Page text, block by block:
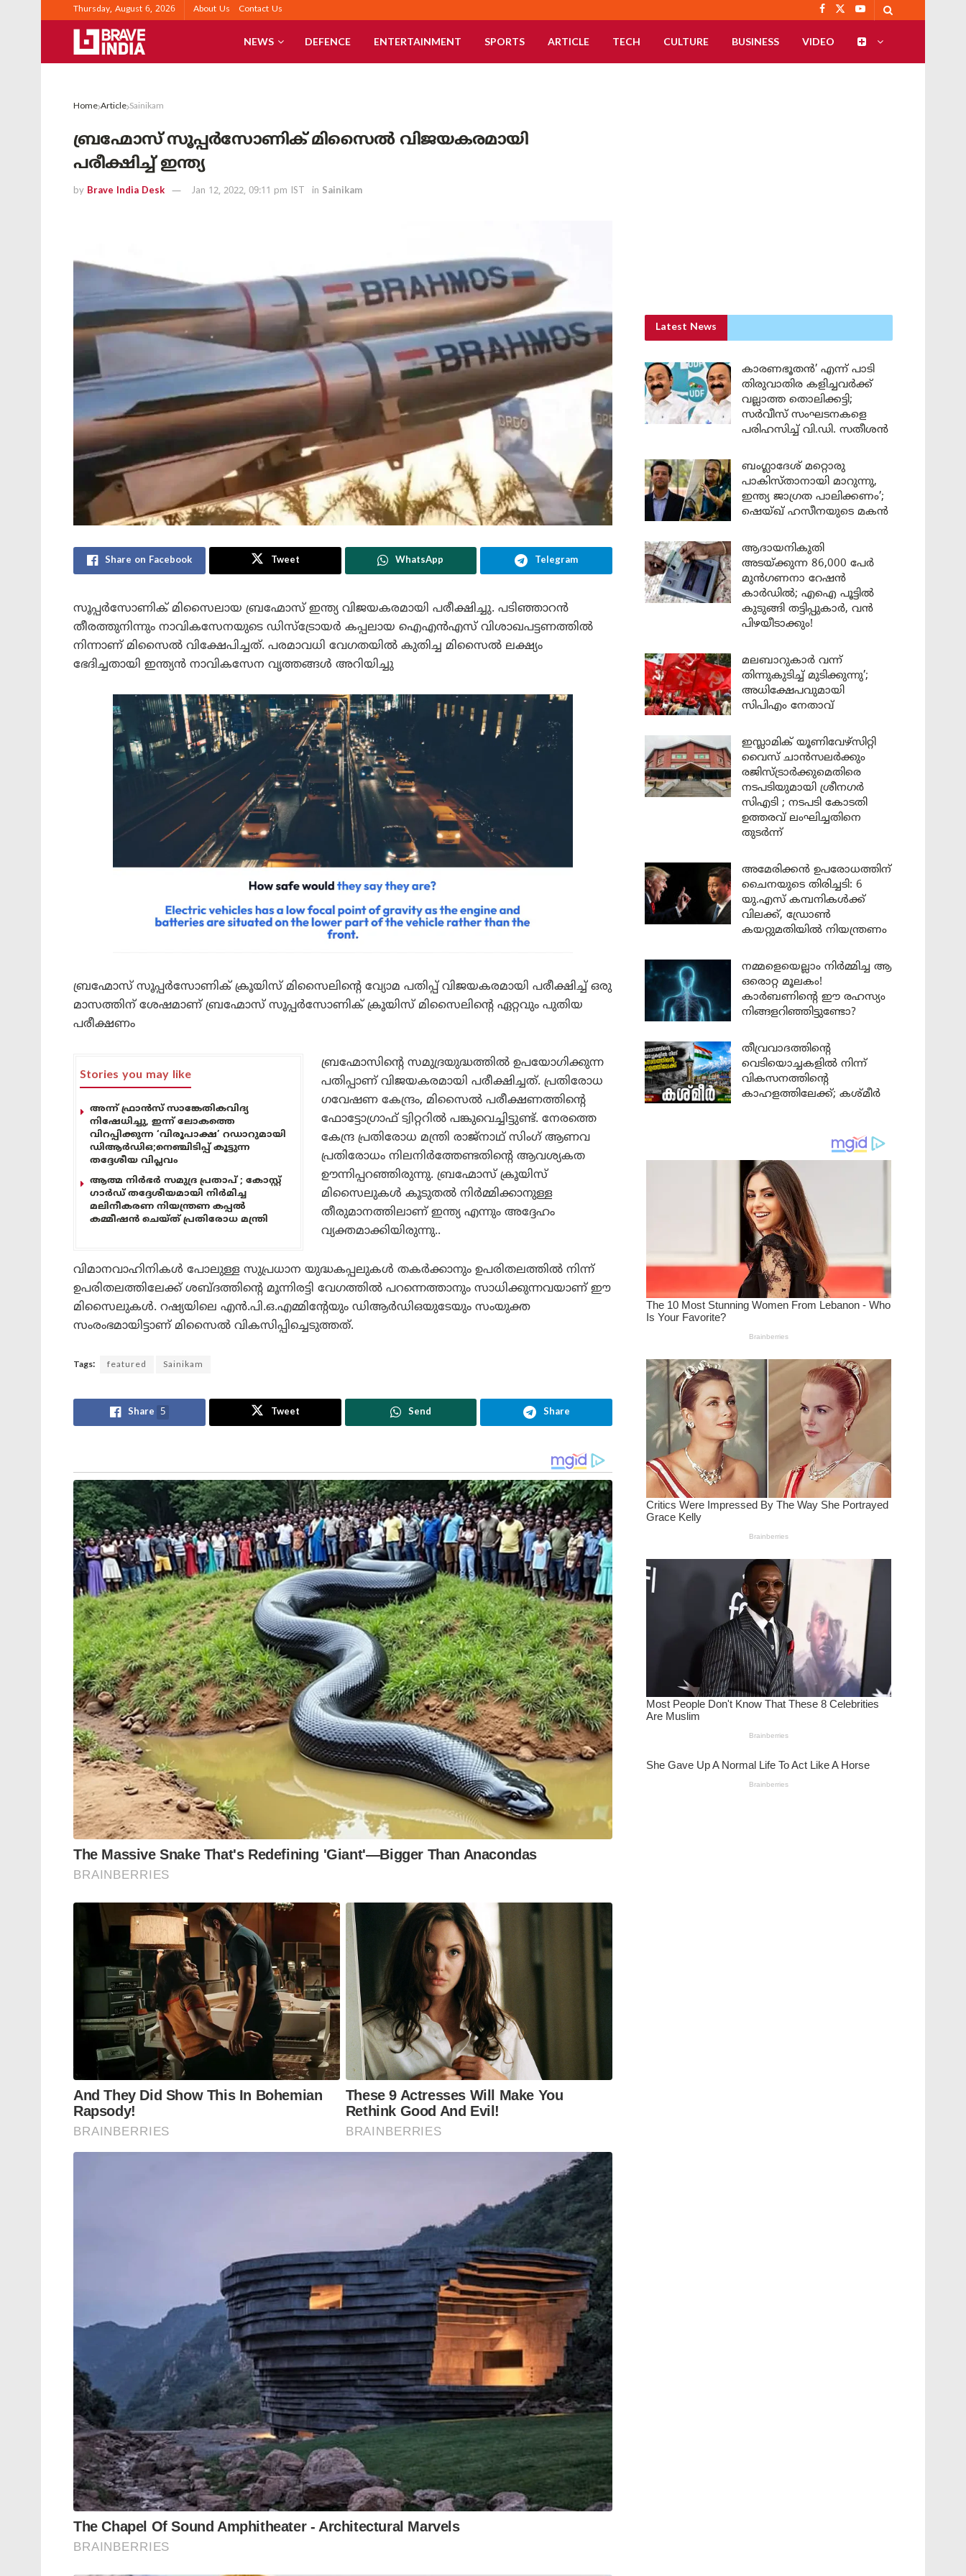
Thursday, August 6, 2026 About Us Contact Us
NEWS DEFENCE ENTERTAINMENT SPORTS ARTICLE TECH CULTURE BUSINESS VIDEO
Home Article Sainikam
ബ്രഹ്മോസ് സൂപ്പർസോണിക് മിസൈൽ വിജയകരമായി
പരീക്ഷിച്ച് ഇന്ത്യ
by Brave India Desk Jan 12, 2022, 09:11 pm IST in Sainikam
Share on Facebook Tweet WhatsApp Telegram
സൂപ്പർസോണിക് മിസൈലായ ബ്രഹ്മോസ് ഇന്ത്യ വിജയകരമായി പരീക്ഷിച്ചു. പടിഞ്ഞാറൻ
തീരത്തുനിന്നും നാവികസേനയുടെ ഡിസ്ട്രോയർ കപ്പലായ ഐഎൻഎസ് വിശാഖപട്ടണത്തിൽ
നിന്നാണ് മിസൈൽ വിക്ഷേപിച്ചത്. പരമാവധി വേഗതയിൽ കുതിച്ച മിസൈൽ ലക്ഷ്യം
ഭേദിച്ചതായി ഇന്ത്യൻ നാവികസേന വൃത്തങ്ങൾ അറിയിച്ചു
ബ്രഹ്മോസ് സൂപ്പർസോണിക് ക്രൂയിസ് മിസൈലിന്റെ വ്യോമ പതിപ്പ് വിജയകരമായി പരീക്ഷിച്ച് ഒരു
മാസത്തിന് ശേഷമാണ് ബ്രഹ്മോസ് സൂപ്പർസോണിക് ക്രൂയിസ് മിസൈലിന്റെ ഏറ്റവും പുതിയ
പരീക്ഷണം
Stories you may like
അന്ന് ഫ്രാൻസ് സാങ്കേതികവിദ്യ
നിഷേധിച്ചു, ഇന്ന് ലോകത്തെ
വിറപ്പിക്കുന്ന ‘വിരൂപാക്ഷ’ റഡാറുമായി
ഡിആർഡിഒ;നെഞ്ചിടിപ്പ് കൂട്ടുന്ന
തദ്ദേശീയ വിപ്ലവം
ആത്മ നിർഭർ സമുദ്ര പ്രതാപ് ; കോസ്റ്റ്
ഗാർഡ് തദ്ദേശീയമായി നിർമിച്ച
മലിനീകരണ നിയന്ത്രണ കപ്പൽ
കമ്മീഷൻ ചെയ്ത് പ്രതിരോധ മന്ത്രി
ബ്രഹ്മോസിന്റെ സമുദ്രയുദ്ധത്തിൽ ഉപയോഗിക്കുന്ന
പതിപ്പാണ് വിജയകരമായി പരീക്ഷിച്ചത്. പ്രതിരോധ
ഗവേഷണ കേന്ദ്രം, മിസൈൽ പരീക്ഷണത്തിന്റെ
ഫോട്ടോഗ്രാഫ് ട്വിറ്ററിൽ പങ്കുവെച്ചിട്ടുണ്ട്. നേരത്തെ
കേന്ദ്ര പ്രതിരോധ മന്ത്രി രാജ്‌നാഥ് സിംഗ് ആണവ
പ്രതിരോധം നിലനിർത്തേണ്ടതിന്റെ ആവശ്യകത
ഊന്നിപ്പറഞ്ഞിരുന്നു. ബ്രഹ്മോസ് ക്രൂയിസ്
മിസൈലുകൾ കൂടുതൽ നിർമ്മിക്കാനുള്ള
തീരുമാനത്തിലാണ്‌ ഇന്ത്യ എന്നും അദ്ദേഹം
വ്യക്തമാക്കിയിരുന്നു..
വിമാനവാഹിനികള്‍ പോലുള്ള സുപ്രധാന യുദ്ധകപ്പലുകള്‍ തകര്‍ക്കാനും ഉപരിതലത്തില്‍ നിന്ന്
ഉപരിതലത്തിലേക്ക് ശബ്ദത്തിന്റെ മൂന്നിരട്ടി വേഗത്തില്‍ പറന്നെത്താനും സാധിക്കുന്നവയാണ് ഈ
മിസൈലുകൾ. റഷ്യയിലെ എന്‍.പി.ഒ.എമ്മിന്റേയും ഡിആര്‍ഡിഒയുടേയും സംയുക്ത
സംരംഭമായിട്ടാണ് മിസൈല്‍ വികസിപ്പിച്ചെടുത്തത്.
Tags: featured Sainikam
Share 5 Tweet Send Share
Latest News
കാരണഭൂതൻ’ എന്ന് പാടി
തിരുവാതിര കളിച്ചവർക്ക്
വല്ലാത്ത തൊലിക്കട്ടി;
സർവീസ് സംഘടനകളെ
പരിഹസിച്ച് വി.ഡി. സതീശൻ
ബംഗ്ലാദേശ് മറ്റൊരു
പാകിസ്താനായി മാറുന്നു,
ഇന്ത്യ ജാഗ്രത പാലിക്കണം’;
ഷെയ്ഖ് ഹസീനയുടെ മകൻ
ആദായനികുതി
അടയ്ക്കുന്ന 86,000 പേർ
മുൻഗണനാ റേഷൻ
കാർഡിൽ; എഐ പൂട്ടിൽ
കുടുങ്ങി തട്ടിപ്പുകാർ, വൻ
പിഴയീടാക്കും!
മലബാറുകാർ വന്ന്
തിന്നുകുടിച്ച് മുടിക്കുന്നു’;
അധിക്ഷേപവുമായി
സിപിഎം നേതാവ്
ഇസ്ലാമിക് യൂണിവേഴ്സിറ്റി
വൈസ് ചാൻസലർക്കും
രജിസ്ട്രാർക്കുമെതിരെ
നടപടിയുമായി ശ്രീനഗർ
സിഎടി ; നടപടി കോടതി
ഉത്തരവ് ലംഘിച്ചതിനെ
തുടർന്ന്
അമേരിക്കൻ ഉപരോധത്തിന്
ചൈനയുടെ തിരിച്ചടി: 6
യു.എസ് കമ്പനികൾക്ക്
വിലക്ക്, ഡ്രോൺ
കയറ്റുമതിയിൽ നിയന്ത്രണം
നമ്മളെയെല്ലാം നിർമ്മിച്ച ആ
ഒരൊറ്റ മൂലകം!
കാർബണിന്റെ ഈ രഹസ്യം
നിങ്ങളറിഞ്ഞിട്ടുണ്ടോ?
തീവ്രവാദത്തിന്റെ
വെടിയൊച്ചകളിൽ നിന്ന്
വികസനത്തിന്റെ
കാഹളത്തിലേക്ക്; കശ്മീർ